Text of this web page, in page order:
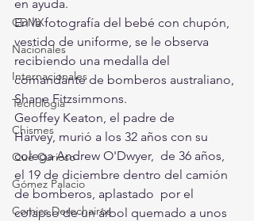
CDMX
Nacionales
Internacionales
Tecnología
Chismes
Qué Curioso
Gómez Palacio
Comics Derechairos
en ayuda.
En la fotografía del bebé con chupón,
vestido de uniforme, se le observa
recibiendo una medalla del
comandante de bomberos australiano,
Shane Fitzsimmons.
Geoffey Keaton, el padre de
Harvey, murió a los 32 años con su
colega Andrew O'Dwyer,  de 36 años,
el 19 de diciembre dentro del camión
de bomberos, aplastado  por el
colapso de un árbol quemado a unos